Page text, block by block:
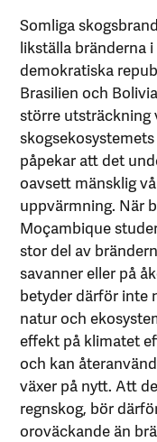
Somliga
likställa bränderna
demokratiska
Brasilien och
större utsträckning
påpekar att det
oavsett mänsklig
uppvärmning. När
Moçambique
stor del av
savanner eller på
betyder därför inte
natur och
effekt på klimatet
och kan
växer på nytt. Att
regnskog, bör
oroväckande än